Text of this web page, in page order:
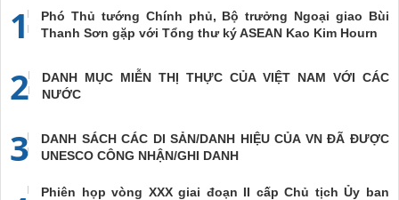
1
Phó Thủ tướng Chính phủ, Bộ trưởng Ngoại giao Bùi
Thanh Sơn gặp với Tổng thư ký ASEAN Kao Kim Hourn
2
DANH MỤC MIỄN THỊ THỰC CỦA VIỆT NAM VỚI CÁC
NƯỚC
3
DANH SÁCH CÁC DI SẢN/DANH HIỆU CỦA VN ĐÃ ĐƯỢC
UNESCO CÔNG NHẬN/GHI DANH
Phiên họp vòng XXX giai đoạn II cấp Chủ tịch Ủy ban